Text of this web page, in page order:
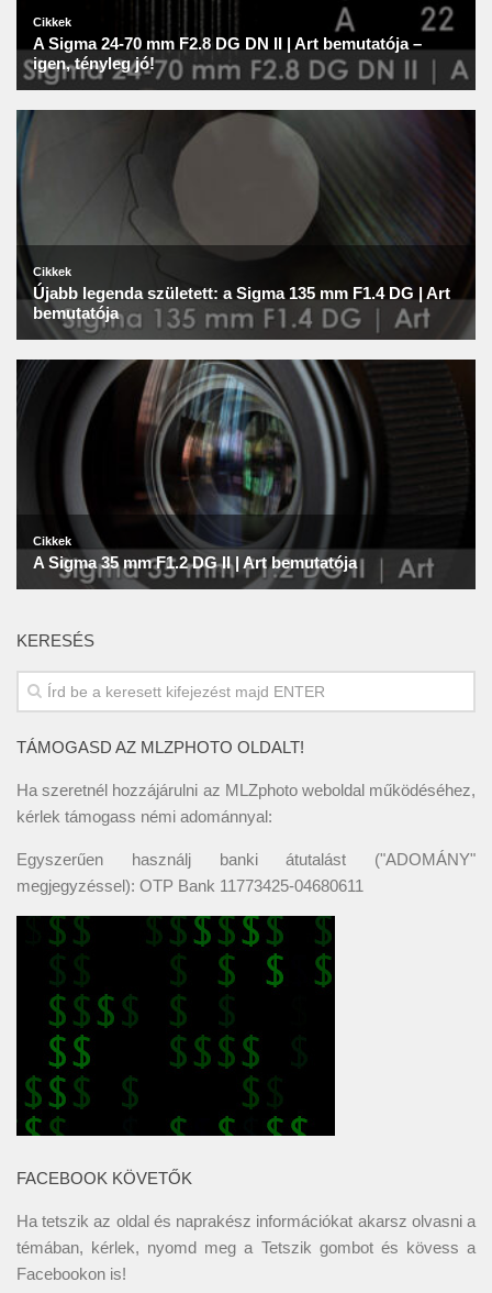
KERESÉS
TÁMOGASD AZ MLZPHOTO OLDALT!
Ha szeretnél hozzájárulni az MLZphoto weboldal működéséhez,
kérlek támogass némi adománnyal:
Egyszerűen használj banki átutalást ("ADOMÁNY"
megjegyzéssel): OTP Bank 11773425-04680611
FACEBOOK KÖVETŐK
Ha tetszik az oldal és naprakész információkat akarsz olvasni a
témában, kérlek, nyomd meg a Tetszik gombot és kövess a
Facebookon is!